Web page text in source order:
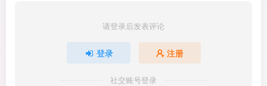
请登录后发表评论
登录 注册
社交账号登录